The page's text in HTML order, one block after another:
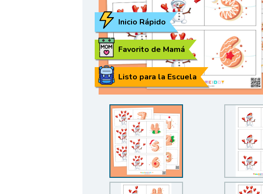
Listo para la Escuela
Favorito de Mamá
Inicio Rápido